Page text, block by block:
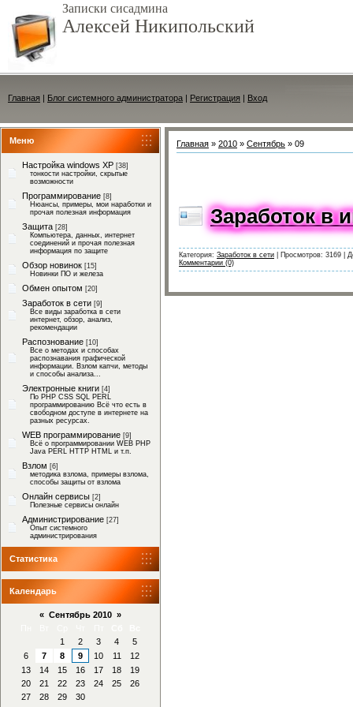
Записки сисадмина
Алексей Никипольский
Главная | Блог системного администратора | Регистрация | Вход
Меню
Настройка windows XP [38]
тонкости настройки, скрытые
возможности
Программирование [8]
Нюансы, примеры, мои наработки и
прочая полезная информация
Защита [28]
Компьютера, данных, интернет
соединений и прочая полезная
информация по защите
Обзор новинок [15]
Новинки ПО и железа
Обмен опытом [20]
Заработок в сети [9]
Все виды заработка в сети
интернет, обзор, анализ,
рекомендации
Распознование [10]
Все о методах и способах
распознавания графической
информации. Взлом капчи, методы
и способы анализа...
Электронные книги [4]
По PHP CSS SQL PERL
программированию Всё что есть в
свободном доступе в интернете на
разных ресурсах.
WEB программирование [9]
Всё о программировании WEB PHP
Java PERL HTTP HTML и т.п.
Взлом [6]
методика взлома, примеры взлома,
способы защиты от взлома
Онлайн сервисы [2]
Полезные сервисы онлайн
Администрирование [27]
Опыт системного
администрирования
Статистика
Календарь
« Сентябрь 2010 »
1
2 3 4
5
6
7 8 9 10 11
12
13
14 15 16 17 18
19
20
21 22 23 24 25
26
27
28 29 30
Главная » 2010 » Сентябрь » 09
Заработок в
Категория: Заработок в сети Просмотров: 3169
Комментарии (0)